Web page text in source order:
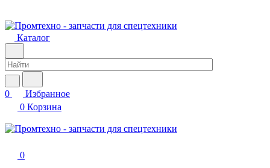
Каталог
0
Избранное
0 Корзина
0